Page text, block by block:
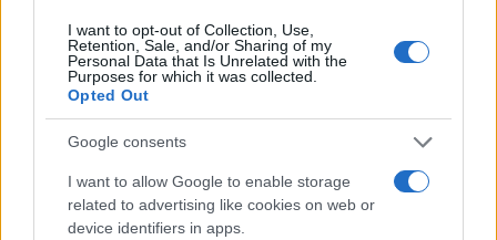
I want to opt-out of Collection, Use,
Retention, Sale, and/or Sharing of my
Personal Data that Is Unrelated with the
Purposes for which it was collected.
Opted Out
Google consents
I want to allow Google to enable storage
related to advertising like cookies on web or
device identifiers in apps.